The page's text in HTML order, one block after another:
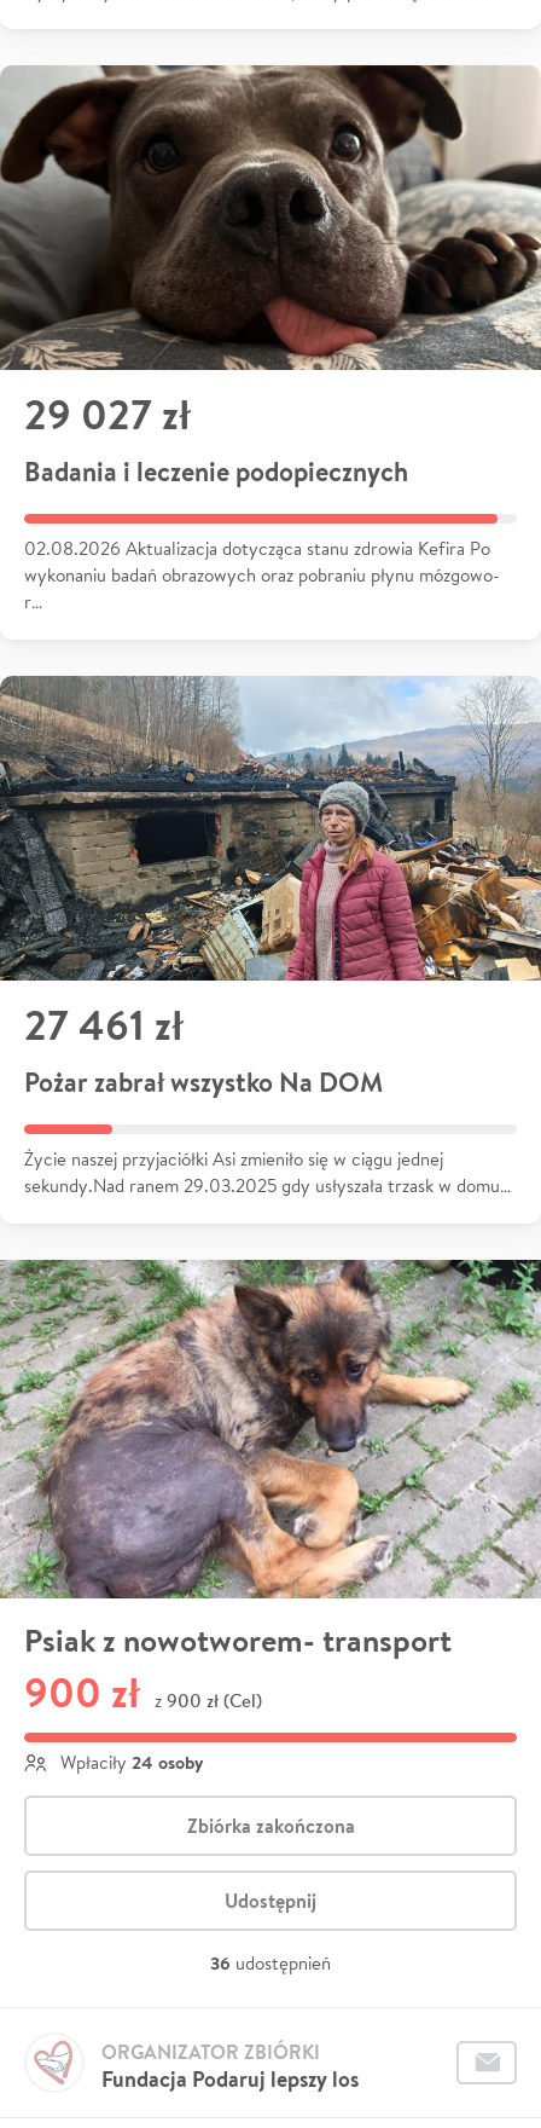
29 027 zł
Badania i leczenie podopiecznych
02.08.2026 Aktualizacja dotycząca stanu zdrowia Kefira Po
wykonaniu badań obrazowych oraz pobraniu płynu mózgowo-
r…
27 461 zł
Pożar zabrał wszystko Na DOM
Życie naszej przyjaciółki Asi zmieniło się w ciągu jednej
sekundy.Nad ranem 29.03.2025 gdy usłyszała trzask w domu…
Psiak z nowotworem- transport
900 zł z 900 zł (Cel)
Wpłaciły 24 osoby
Zbiórka zakończona
Udostępnij
36 udostępnień
Fundacja Podaruj lepszy los
ORGANIZATOR ZBIÓRKI